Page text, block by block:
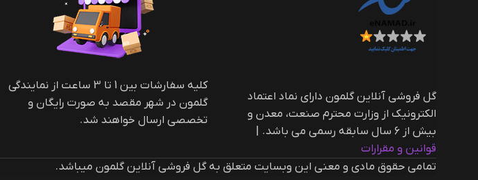
گل فروشی آنلاین گلمون دارای نماد اعتماد
الکترونیک از وزارت محترم صنعت، معدن و
بیش از ۶ سال سابقه رسمی می باشد. |‌
قوانین و مقرارات
کلیه سفارشات بین 1 تا 3 ساعت از نمایندگی
گلمون در شهر مقصد به صورت رایگان و
تخصصی ارسال خواهند شد.
تمامی حقوق مادی و معنی این وبسایت متعلق به گل فروشی آنلاین گلمون میباشد.